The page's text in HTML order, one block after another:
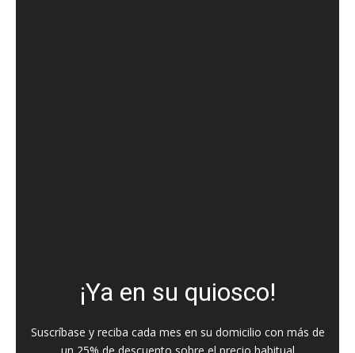
¡Ya en su quiosco!
Suscríbase y reciba cada mes en su domicilio con más de